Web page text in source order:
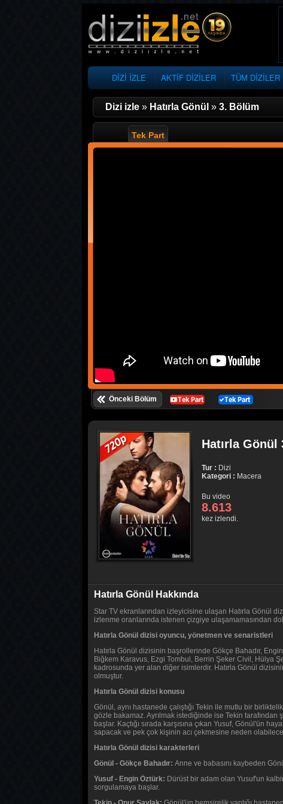
DİZİ İZLE AKTİF DİZİLER TÜM DİZİLER
Dizi izle » Hatırla Gönül » 3. Bölüm
Tek Part
Önceki Bölüm
Hatırla
Tur : Dizi
Kategori : Macera
Bu video
8.613
kez izlendi.
Hatırla Gönül Hakkında
Star TV ekranlarından izleyicisine ulaşan Hatırla Gönül
izlenme oranlarında istenen çizgiye ulaşamamasından
Hatırla Gönül dizisi oyuncu, yönetmen ve senaristleri
Hatırla Gönül dizisinin başrollerinde Gökçe Bahadır,
Biğkem Karavus, Ezgi Tombul, Berrin Şeker Civil, Hülya
kadrosunda yer alan diğer isimlerdir. Hatırla Gönül
olmuştur.
Hatırla Gönül dizisi konusu
Gönül, aynı hastanede çalıştığı Tekin ile mutlu bir
gözle bakamaz. Ayrılmak istediğinde ise Tekin
başlar. Kaçtığı sırada karşısına çıkan Yusuf, Gönül'ün
sapacak ve pek çok kişinin acı çekmesine neden
Hatırla Gönül dizisi karakterleri
Gönül - Gökçe Bahadır: Anne ve babasını kaybeden
Yusuf - Engin Öztürk: Dürüst bir adam olan Yusuf'un
sorgulamaya başlar.